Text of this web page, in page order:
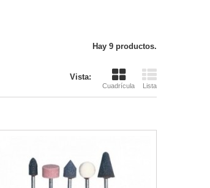
Hay 9 productos.
Vista:
Cuadrícula Lista